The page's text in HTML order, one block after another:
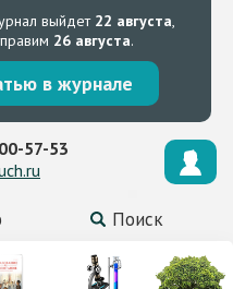
выйдет 22 августа,
26 августа.
в журнале
Поиск
57-53